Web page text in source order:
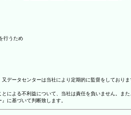
行うため
データセンターは当社により定期的に監督をしておりま
よる不利益について、当社は責任を負いません。ま
に基づいて判断致します。